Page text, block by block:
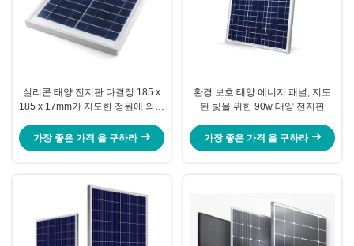
실리콘 태양 전지판 다결정 185 x
185 x 17mm가 지도한 정원에 의하
가장 좋은 가격 을 구하라
환경 보호 태양 에너지 패널, 지도
된 빛을 위한 90w 태양 전지판
가장 좋은 가격 을 구하라